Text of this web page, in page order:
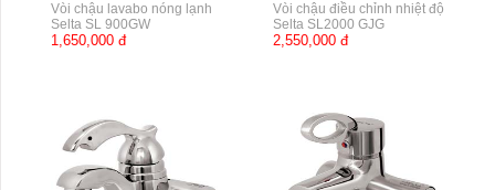
Vòi chậu lavabo nóng lạnh
Selta SL 900GW
1,650,000 đ
Vòi chậu điều chỉnh nhiệt độ
Selta SL2000 GJG
2,550,000 đ